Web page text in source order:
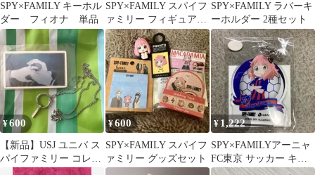
SPY×FAMILY キーホル
ダー フィオナ 単品
SPY×FAMILY スパイフ
ァミリー フィギュア・
キーホルダー 6点セッ
ト
SPY×FAMILY ラバーキ
ーホルダー 2種セット
¥600
【新品】USJ ユニバ ス
パイファミリー コレク
タブル 手榴弾のピン ネ
¥600
SPY×FAMILY スパイフ
ァミリー グッズセット
¥ 1,222
SPY×FAMILYアーニャ
FC東京 サッカー キー
ホルダー Jリーグ 未開